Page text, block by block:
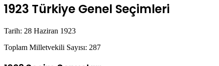
1923 Türkiye Genel Seçimleri
Tarih: 28 Haziran 1923
Toplam Milletvekili Sayısı: 287